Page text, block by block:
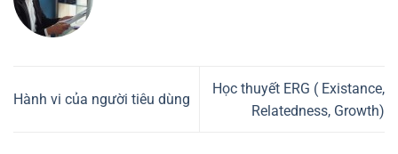
Hành vi của người tiêu dùng
Học thuyết ERG ( Existance,
Relatedness, Growth)